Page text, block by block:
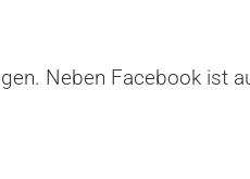
Neben Facebook ist